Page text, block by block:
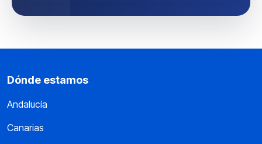
Dónde estamos
Andalucía
Canarias